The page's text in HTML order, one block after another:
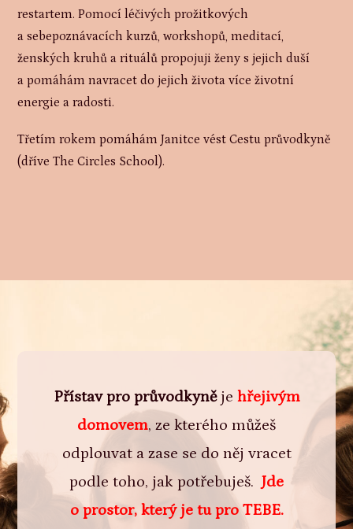
restartem. Pomocí léčivých prožitkových
a sebepoznávacích kurzů, workshopů, meditací,
ženských kruhů a rituálů propojuji ženy s jejich duší
a pomáhám navracet do jejich života více životní
energie a radosti.
Třetím rokem pomáhám Janitce vést Cestu průvodkyně
(dříve The Circles School).
Přístav pro průvodkyněje hřejivým
domovem, ze kterého můžeš
odplouvat a zase se do něj vracet
podle toho, jak potřebuješ. Jde
o prostor, který je tu pro TEBE.